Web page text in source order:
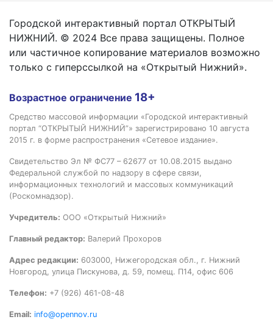
Городской интерактивный портал ОТКРЫТЫЙ
НИЖНИЙ. © 2024 Все права защищены. Полное
или частичное копирование материалов возможно
только с гиперссылкой на «Открытый Нижний».
Возрастное ограничение 18+
Средство массовой информации «Городской интерактивный
портал “ОТКРЫТЫЙ НИЖНИЙ”» зарегистрировано 10 августа
2015 г. в форме распространения «Сетевое издание».
Свидетельство Эл № ФС77 – 62677 от 10.08.2015 выдано
Федеральной службой по надзору в сфере связи,
информационных технологий и массовых коммуникаций
(Роскомнадзор).
Учредитель: ООО «Открытый Нижний»
Главный редактор: Валерий Прохоров
Адрес редакции: 603000, Нижегородская обл., г. Нижний
Новгород, улица Пискунова, д. 59, помещ. П14, офис 606
Телефон: +7 (926) 461-08-48
Email: info@opennov.ru